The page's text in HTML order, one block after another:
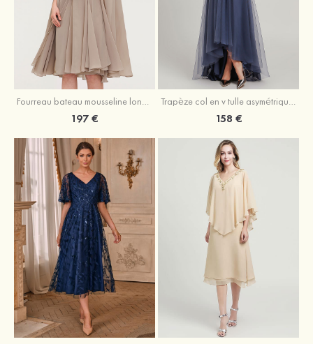
Fourreau bateau mousseline longueur genou robe de mère de la mariée avec appliqué plissé veste
197 €
Trapèze col en v tulle asymétrique robe de mère de la mariée
158 €